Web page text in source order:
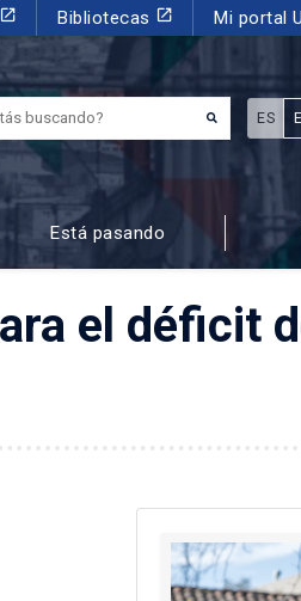
launch Bibliotecas launch Mi portal
¿Qué estás buscando?
Está pasando
el déficit